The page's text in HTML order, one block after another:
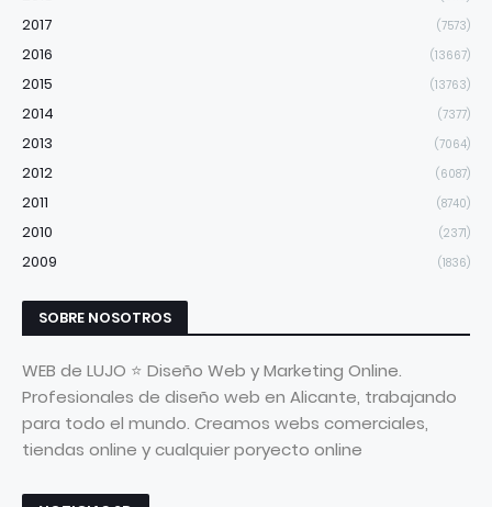
2017 (7573)
2016 (13667)
2015 (13763)
2014 (7377)
2013 (7064)
2012 (6087)
2011 (8740)
2010 (2371)
2009 (1836)
SOBRE NOSOTROS
WEB de LUJO ⭐ Diseño Web y Marketing Online.
Profesionales de diseño web en Alicante, trabajando
para todo el mundo. Creamos webs comerciales,
tiendas online y cualquier poryecto online